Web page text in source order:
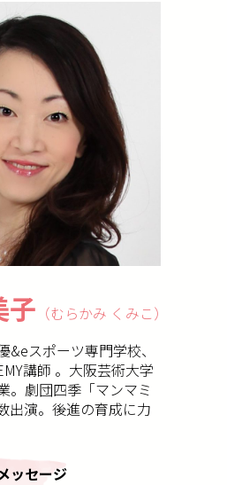
子 （むらかみ くみこ）
&eスポーツ専門学校、
講師 。大阪芸術大学
。劇団四季「マンマミ
出演。後進の育成に力
ッセージ